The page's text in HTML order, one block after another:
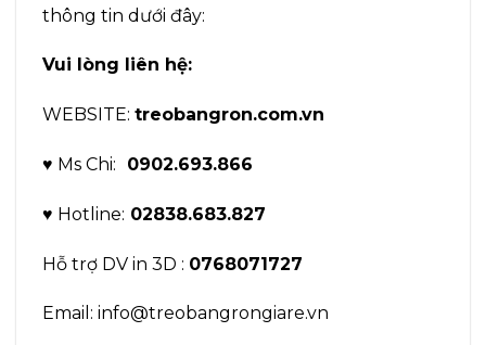
thông tin dưới đây:
Vui lòng liên hệ:
WEBSITE: treobangron.com.vn
♥ Ms Chi: 0902.693.866
♥ Hotline: 02838.683.827
Hỗ trợ DV in 3D : 0768071727
Email: info@treobangrongiare.vn